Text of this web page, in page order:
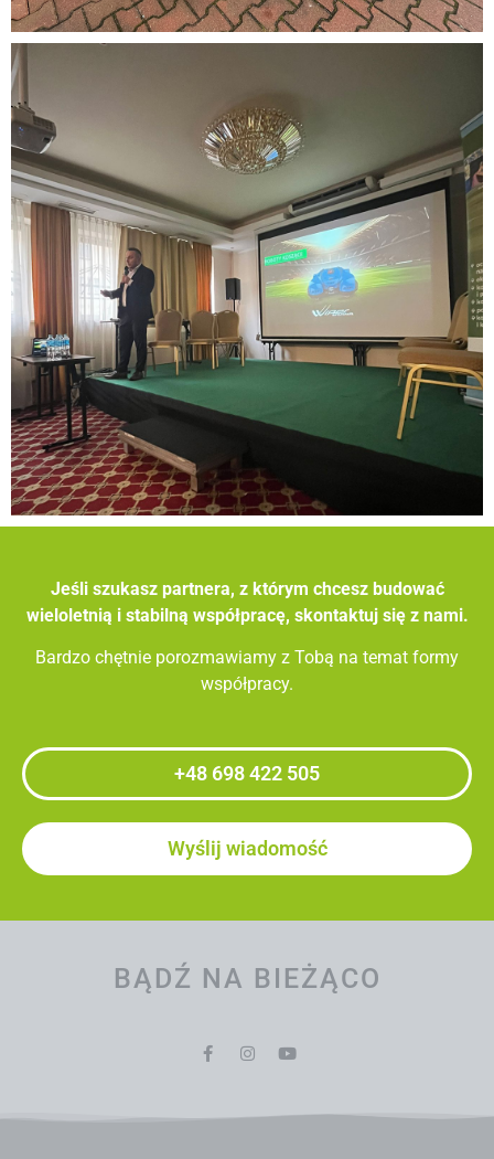
Jeśli szukasz partnera, z którym chcesz budować
wieloletnią i stabilną współpracę, skontaktuj się z nami.
Bardzo chętnie porozmawiamy z Tobą na temat formy
współpracy.
+48 698 422 505
Wyślij wiadomość
BĄDŹ NA BIEŻĄCO